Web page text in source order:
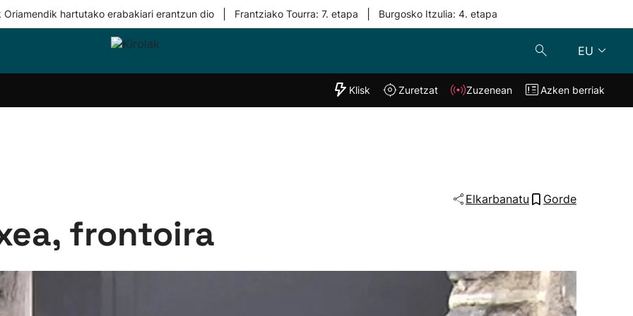
Oriamendik hartutako erabakiari erantzun dio Frantziako Tourra: 7. etapa Burgosko Itzulia: 4. etapa
EU
Taldeak
"Helmuga"
Klisk Zuzenean
Klisk Zuretzat Zuzenean Azken berriak
Elkarbanatu Gorde
frontoira